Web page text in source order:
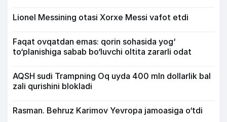
Lionel Messining otasi Xorxe Messi vafot etdi
Faqat ovqatdan emas: qorin sohasida yog‘
to‘planishiga sabab bo‘luvchi oltita zararli odat
AQSH sudi Trampning Oq uyda 400 mln dollarlik bal
zali qurishini blokladi
Rasman. Behruz Karimov Yevropa jamoasiga o‘tdi